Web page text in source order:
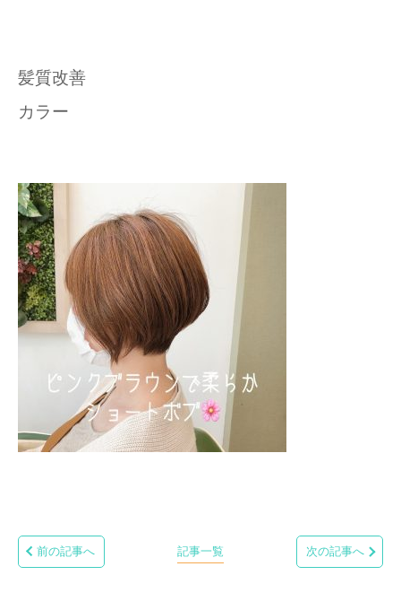
髪質改善
カラー
前の記事へ 記事一覧 次の記事へ